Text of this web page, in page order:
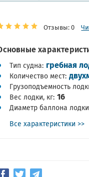
Отзывы: 0
Тип судна гребная
Количество мест
Грузоподъемность
Вес лодки, кг 16
Диаметр баллона
Все характеристики >>